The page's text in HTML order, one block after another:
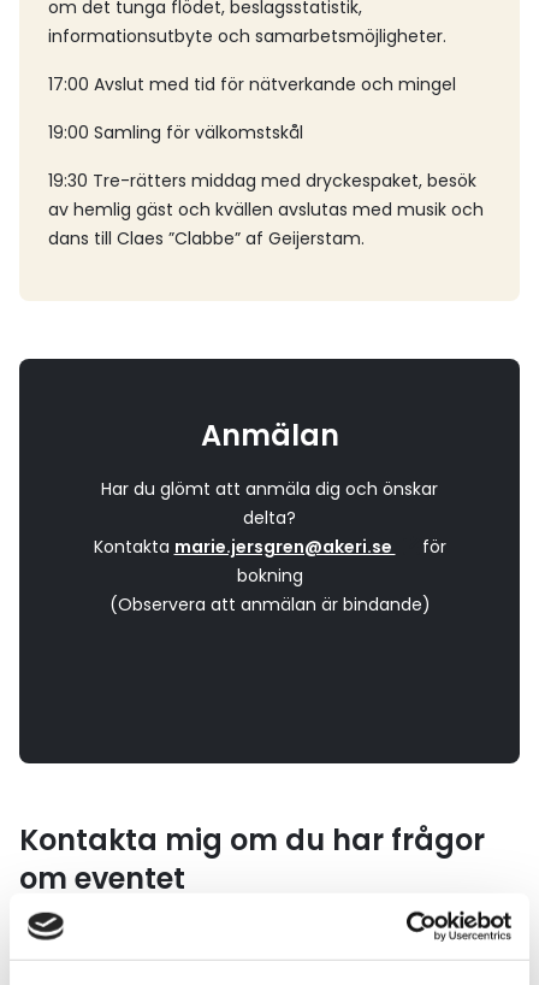
om det tunga flödet, beslagsstatistik,
informationsutbyte och samarbetsmöjligheter.
17:00 Avslut med tid för nätverkande och mingel
19:00 Samling för välkomstskål
19:30 Tre-rätters middag med dryckespaket, besök
av hemlig gäst och kvällen avslutas med musik och
dans till Claes ”Clabbe” af Geijerstam.
Anmälan
Har du glömt att anmäla dig och önskar
delta?
Kontakta marie.jersgren@akeri.se
för
bokning
(Observera att anmälan är bindande)
Kontakta mig om du har frågor
om eventet